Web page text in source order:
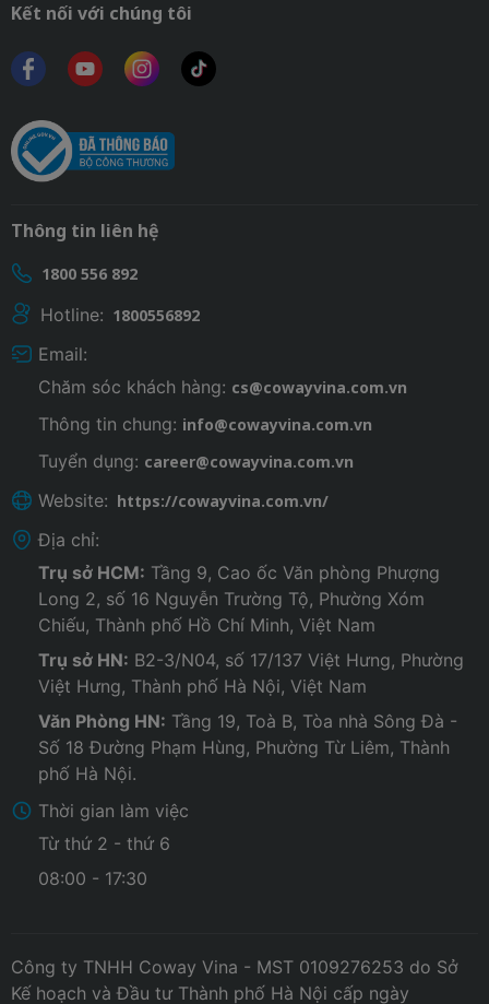
Kết nối với chúng tôi
Thông tin liên hệ
1800 556 892
Hotline: 1800556892
Email:
Chăm sóc khách hàng: cs@cowayvina.com.vn
Thông tin chung: info@cowayvina.com.vn
Tuyển dụng: career@cowayvina.com.vn
Website: https://cowayvina.com.vn/
Địa chỉ:
Trụ sở HCM: Tầng 9, Cao ốc Văn phòng Phượng
Long 2, số 16 Nguyễn Trường Tộ, Phường Xóm
Chiếu, Thành phố Hồ Chí Minh, Việt Nam
Trụ sở HN: B2-3/N04, số 17/137 Việt Hưng, Phường
Việt Hưng, Thành phố Hà Nội, Việt Nam
Văn Phòng HN: Tầng 19, Toà B, Tòa nhà Sông Đà -
Số 18 Đường Phạm Hùng, Phường Từ Liêm, Thành
phố Hà Nội.
Thời gian làm việc
Từ thứ 2 - thứ 6
08:00 - 17:30
Công ty TNHH Coway Vina - MST 0109276253 do Sở
Kế hoạch và Đầu tư Thành phố Hà Nội cấp ngày